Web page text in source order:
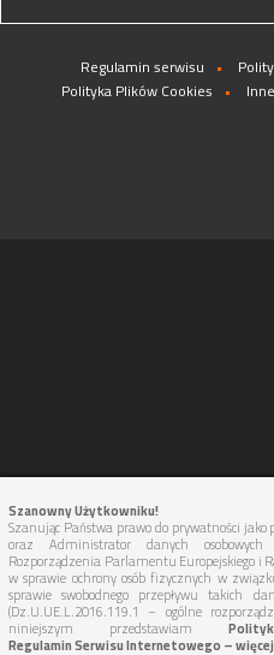
Regulamin serwisu
Polityka Plików Cookies
Inne
Szanowny Użytkowniku!
Szanując Państwa prawo do prywatności jako
oraz Administrator danych
Rozporządzenia Parlamentu Europejskiego i
w sprawie ochrony osób fizycznych w
sprawie swobodnego przepływu takich
(Dz.U.UE.L.2016.119.1 – ogólne
niniejszym przedstawiam
Regulamin Serwisu Internetowego – więcej